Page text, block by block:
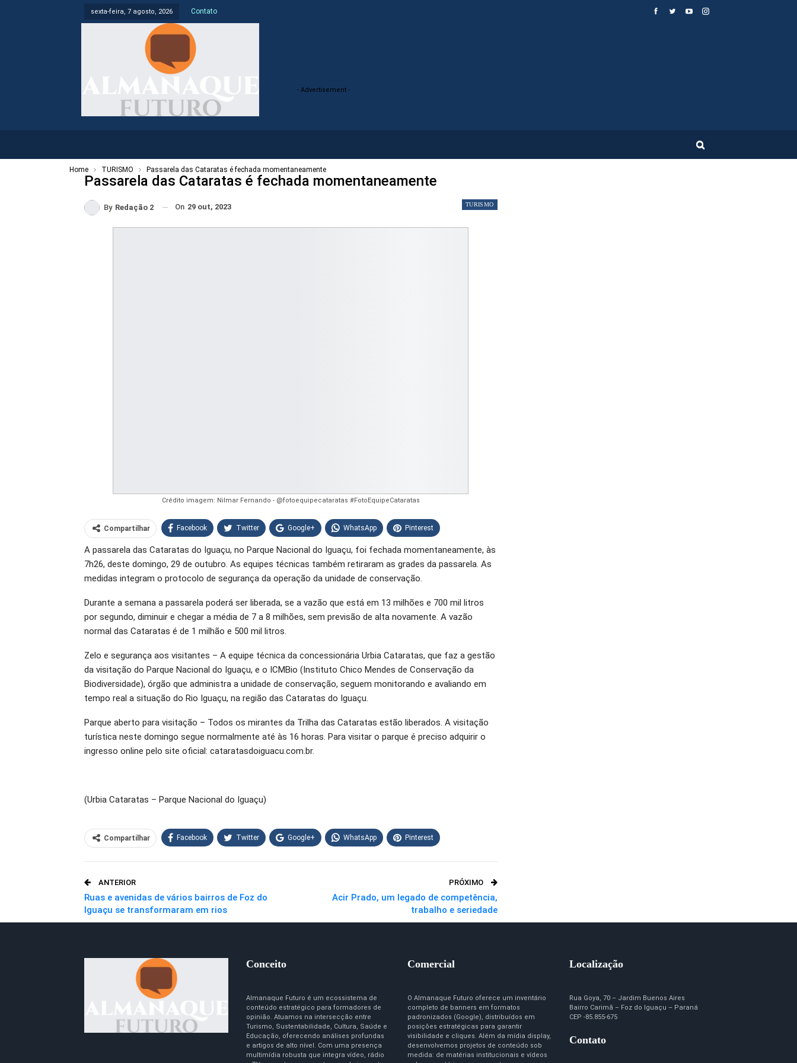
sexta-feira, 7 agosto, 2026 Contato
- Advertisement -
Home TURISMO Passarela das Cataratas é fechada momentaneamente
Passarela das Cataratas é fechada momentaneamente
TURISMO
By Redação 2 On 29 out, 2023
Crédito imagem: Nilmar Fernando - @fotoequipecataratas #FotoEquipeCataratas
Compartilhar Facebook Twitter Google+ WhatsApp Pinterest
O email
A passarela das Cataratas do Iguaçu, no Parque Nacional do Iguaçu, foi fechada momentaneamente, às
7h26, deste domingo, 29 de outubro. As equipes técnicas também retiraram as grades da passarela. As
medidas integram o protocolo de segurança da operação da unidade de conservação.
Durante a semana a passarela poderá ser liberada, se a vazão que está em 13 milhões e 700 mil litros
por segundo, diminuir e chegar a média de 7 a 8 milhões, sem previsão de alta novamente. A vazão
normal das Cataratas é de 1 milhão e 500 mil litros.
Zelo e segurança aos visitantes – A equipe técnica da concessionária Urbia Cataratas, que faz a gestão
da visitação do Parque Nacional do Iguaçu, e o ICMBio (Instituto Chico Mendes de Conservação da
Biodiversidade), órgão que administra a unidade de conservação, seguem monitorando e avaliando em
tempo real a situação do Rio Iguaçu, na região das Cataratas do Iguaçu.
Parque aberto para visitação – Todos os mirantes da Trilha das Cataratas estão liberados. A visitação
turística neste domingo segue normalmente até às 16 horas. Para visitar o parque é preciso adquirir o
ingresso online pelo site oficial: cataratasdoiguacu.com.br.
(Urbia Cataratas – Parque Nacional do Iguaçu)
Compartilhar Facebook Twitter Google+ WhatsApp Pinterest
ANTERIOR
Ruas e avenidas de vários bairros de Foz do
Iguaçu se transformaram em rios
PRÓXIMO
Acir Prado, um legado de competência,
trabalho e seriedade
Conceito
Almanaque Futuro é um ecossistema de
conteúdo estratégico para formadores de
opinião. Atuamos na intersecção entre
Turismo, Sustentabilidade, Cultura, Saúde e
Educação, oferecendo análises profundas
e artigos de alto nível. Com uma presença
multimídia robusta que integra vídeo, rádio
Comercial
O Almanaque Futuro oferece um inventário
completo de banners em formatos
padronizados (Google), distribuídos em
posições estratégicas para garantir
visibilidade e cliques. Além da mídia display,
desenvolvemos projetos de conteúdo sob
medida: de matérias institucionais e vídeos
Localização
Rua Goya, 70 – Jardim Buenos Aires
Bairro Carimã – Foz do Iguaçu – Paraná
CEP -85.855-675
Contato